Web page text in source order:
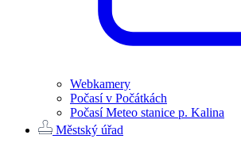
Webkamery
Počasí v Počátkách
Počasí Meteo stanice p. Kalina
Městský úřad